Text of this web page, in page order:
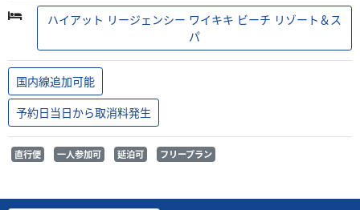
ハイアット リージェンシー ワイキキ ビーチ リゾート＆ス
パ
国内線追加可能
予約日当日から取消料発生
直行便 一人参加可 延泊可 フリープラン